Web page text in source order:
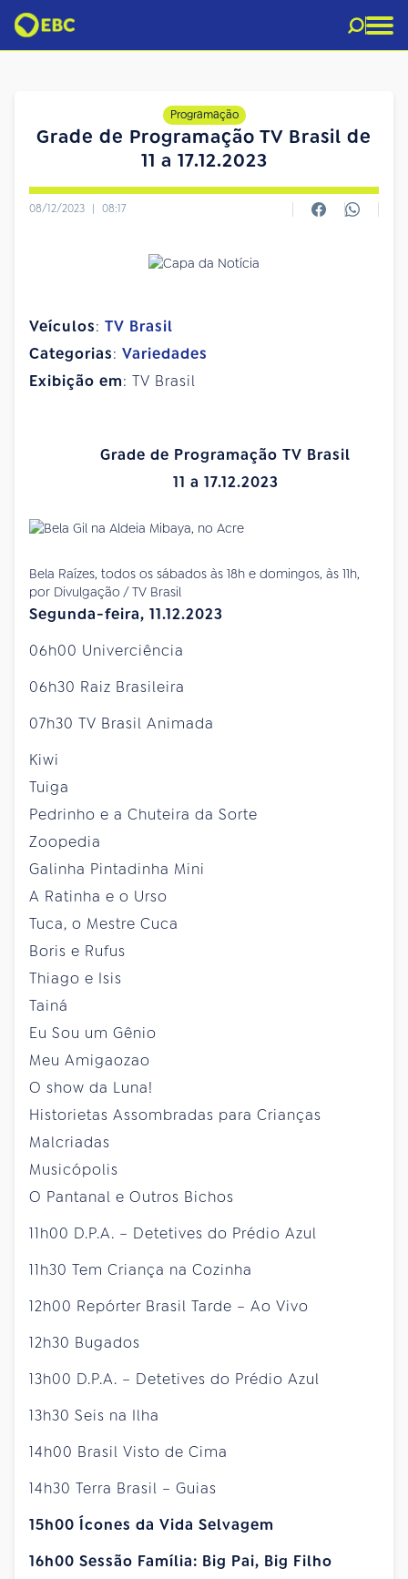
Programação
Grade de Programação TV Brasil de
11 a 17.12.2023
08/12/2023 | 08:17
Veículos: TV Brasil
Categorias: Variedades
Exibição em: TV Brasil
Grade de Programação TV Brasil
11 a 17.12.2023
Bela Raízes, todos os sábados às 18h e domingos, às 11h,
por Divulgação / TV Brasil
Segunda-feira, 11.12.2023
06h00 Univerciência
06h30 Raiz Brasileira
07h30 TV Brasil Animada
Kiwi
Tuiga
Pedrinho e a Chuteira da Sorte
Zoopedia
Galinha Pintadinha Mini
A Ratinha e o Urso
Tuca, o Mestre Cuca
Boris e Rufus
Thiago e Isis
Tainá
Eu Sou um Gênio
Meu Amigaozao
O show da Luna!
Historietas Assombradas para Crianças
Malcriadas
Musicópolis
O Pantanal e Outros Bichos
11h00 D.P.A. – Detetives do Prédio Azul
11h30 Tem Criança na Cozinha
12h00 Repórter Brasil Tarde – Ao Vivo
12h30 Bugados
13h00 D.P.A. – Detetives do Prédio Azul
13h30 Seis na Ilha
14h00 Brasil Visto de Cima
14h30 Terra Brasil – Guias
15h00 Ícones da Vida Selvagem
16h00 Sessão Família: Big Pai, Big Filho